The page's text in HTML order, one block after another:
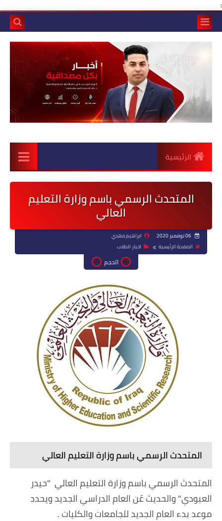
:
الرئيسية
المتحدث الرسمي باسم وزارة التعليم
العالي
ابراهيم مهدي
الصفحة الرئيسية
اخبار الطلاب
الحجم
المتحدث الرسمي باسم وزارة التعليم العالي
المتحدث الرسمي باسم وزارة التعليم العالي "حيدر
العبودي" والحديث عّن العام الدراسي الجديد ويحدد
موعد بدء العام الجديد للجامعات والكليات .